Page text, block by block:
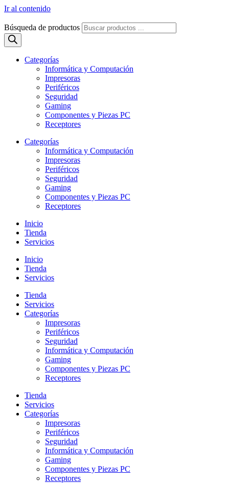
Ir al contenido
Búsqueda de productos
Categorías
Informática y Computación
Impresoras
Periféricos
Seguridad
Gaming
Componentes y Piezas PC
Receptores
Categorías
Informática y Computación
Impresoras
Periféricos
Seguridad
Gaming
Componentes y Piezas PC
Receptores
Inicio
Tienda
Servicios
Inicio
Tienda
Servicios
Tienda
Servicios
Categorías
Impresoras
Periféricos
Seguridad
Informática y Computación
Gaming
Componentes y Piezas PC
Receptores
Tienda
Servicios
Categorías
Impresoras
Periféricos
Seguridad
Informática y Computación
Gaming
Componentes y Piezas PC
Receptores